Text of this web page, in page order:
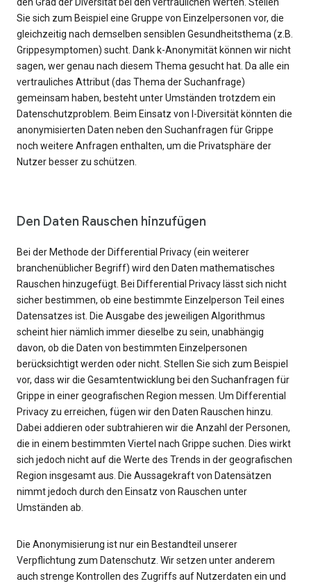
den Grad der Diversität bei den vertraulichen Werten. Stellen
Sie sich zum Beispiel eine Gruppe von Einzelpersonen vor, die
gleichzeitig nach demselben sensiblen Gesundheitsthema (z.B.
Grippesymptomen) sucht. Dank k-Anonymität können wir nicht
sagen, wer genau nach diesem Thema gesucht hat. Da alle ein
vertrauliches Attribut (das Thema der Suchanfrage)
gemeinsam haben, besteht unter Umständen trotzdem ein
Datenschutzproblem. Beim Einsatz von l-Diversität könnten die
anonymisierten Daten neben den Suchanfragen für Grippe
noch weitere Anfragen enthalten, um die Privatsphäre der
Nutzer besser zu schützen.
Den Daten Rauschen hinzufügen
Bei der Methode der Differential Privacy (ein weiterer
branchenüblicher Begriff) wird den Daten mathematisches
Rauschen hinzugefügt. Bei Differential Privacy lässt sich nicht
sicher bestimmen, ob eine bestimmte Einzelperson Teil eines
Datensatzes ist. Die Ausgabe des jeweiligen Algorithmus
scheint hier nämlich immer dieselbe zu sein, unabhängig
davon, ob die Daten von bestimmten Einzelpersonen
berücksichtigt werden oder nicht. Stellen Sie sich zum Beispiel
vor, dass wir die Gesamtentwicklung bei den Suchanfragen für
Grippe in einer geografischen Region messen. Um Differential
Privacy zu erreichen, fügen wir den Daten Rauschen hinzu.
Dabei addieren oder subtrahieren wir die Anzahl der Personen,
die in einem bestimmten Viertel nach Grippe suchen. Dies wirkt
sich jedoch nicht auf die Werte des Trends in der geografischen
Region insgesamt aus. Die Aussagekraft von Datensätzen
nimmt jedoch durch den Einsatz von Rauschen unter
Umständen ab.
Die Anonymisierung ist nur ein Bestandteil unserer
Verpflichtung zum Datenschutz. Wir setzen unter anderem
auch strenge Kontrollen des Zugriffs auf Nutzerdaten ein und